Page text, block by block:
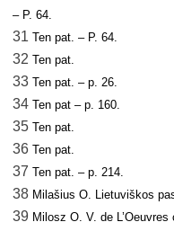
– P. 64.
31 Ten pat. – P. 64.
32 Ten pat.
33 Ten pat. – p. 26.
34 Ten pat – p. 160.
35 Ten pat.
36 Ten pat.
37 Ten pat. – p. 214.
38 Milašius O. Lietuviškos
39 Milosz O. V. de